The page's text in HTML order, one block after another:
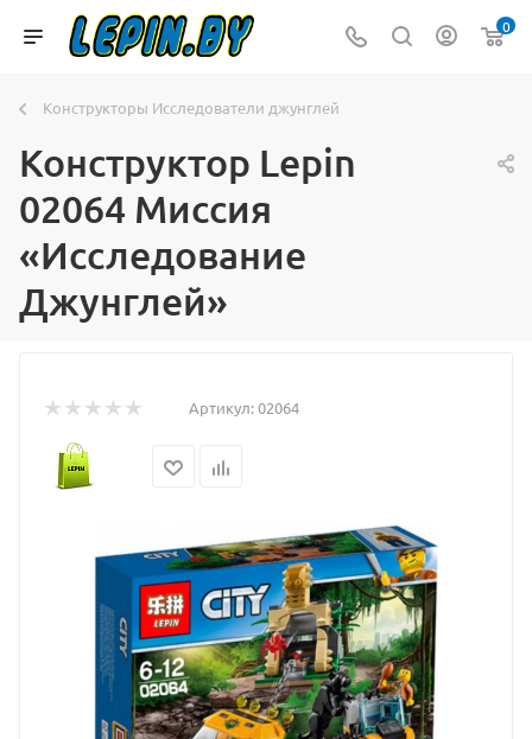
0
Конструкторы Исследователи джунглей
Конструктор Lepin
02064 Миссия
«Исследование
Джунглей»
Артикул:02064